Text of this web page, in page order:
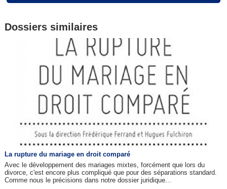
Dossiers similaires
La rupture du mariage en droit comparé
Avec le développement des mariages mixtes, forcément que lors du
divorce, c'est encore plus compliqué que pour des séparations standard.
Comme nous le précisions dans notre dossier juridique...